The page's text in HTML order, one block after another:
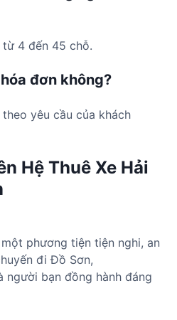
4 đến 45 chỗ.
đơn không?
yêu cầu của khách
Hệ Thuê Xe Hải
phương tiện tiện nghi, an
đi Đồ Sơn,
người bạn đồng hành đáng